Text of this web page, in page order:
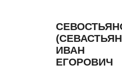
ИВАН
ЕГОРОВИЧ